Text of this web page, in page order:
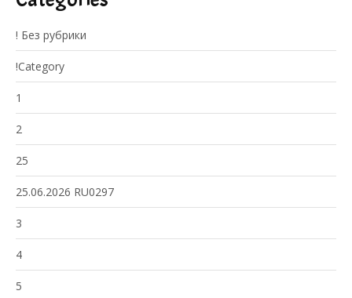
! Без рубрики
!Category
1
2
25
25.06.2026 RU0297
3
4
5